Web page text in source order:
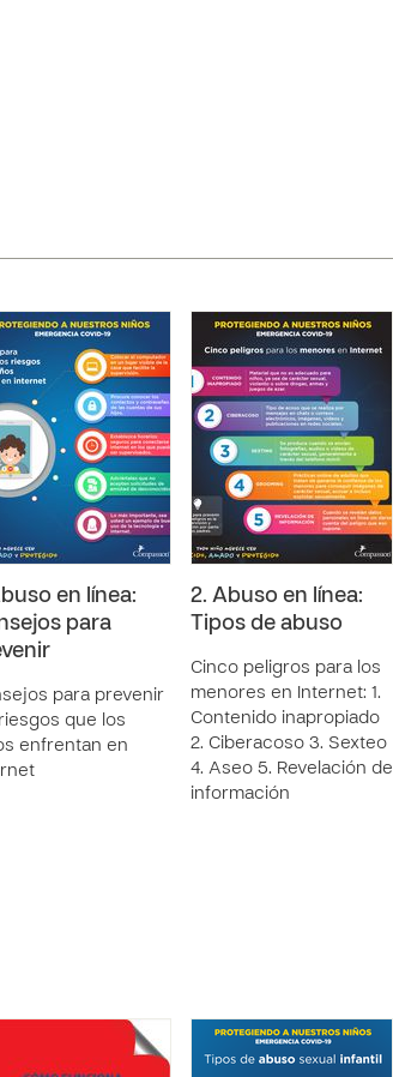
en línea:
para
para prevenir
que los
enfrentan en
2. Abuso en línea:
Tipos de abuso
Cinco peligros para los
menores en Internet: 1.
Contenido inapropiado
2. Ciberacoso 3. Sexteo
4. Aseo 5. Revelación de
información